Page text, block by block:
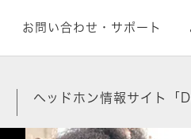
お問い合わせ・サポート
ヘッドホン情報サイト